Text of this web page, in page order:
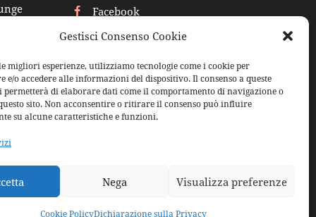
Gestisci Consenso Cookie
migliori esperienze, utilizziamo tecnologie come i cookie per
e/o accedere alle informazioni del dispositivo. Il consenso a queste
permetterà di elaborare dati come il comportamento di navigazione o
sito. Non acconsentire o ritirare il consenso può influire
su alcune caratteristiche e funzioni.
Nega Visualizza preferenze
Cookie PolicyDichiarazione sulla Privacy
Facebook
Instagram